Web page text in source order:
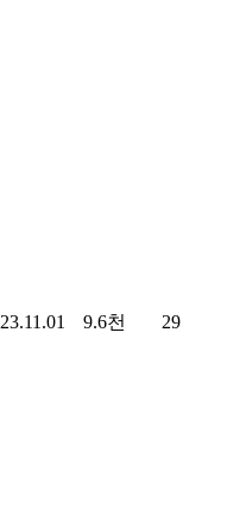
23.11.01 9.6천 29